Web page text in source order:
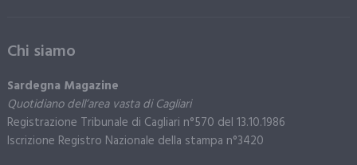
Chi siamo
Sardegna Magazine
Quotidiano dell’area vasta di Cagliari
Registrazione Tribunale di Cagliari n°570 del 13.10.1986
Iscrizione Registro Nazionale della stampa n°3420